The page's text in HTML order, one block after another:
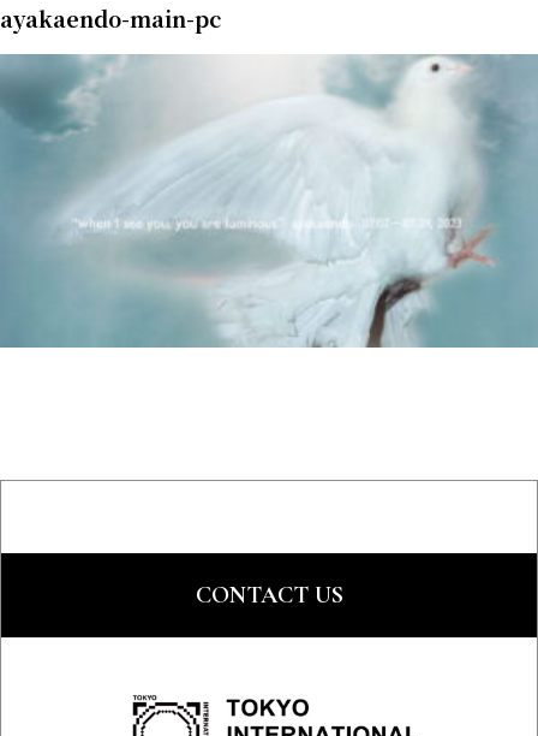
ayakaendo-main-pc
CONTACT US